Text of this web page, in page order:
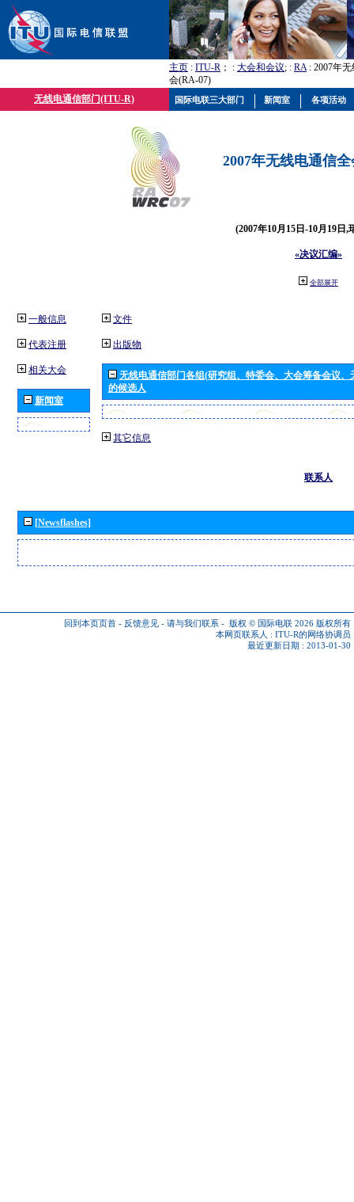
主页 : ITU-R ； : 大会和会议; : RA: 2007年
会(RA-07)
无线电通信部门(ITU-R)
2007年无线电通信
(2007年10月15日-10月19日,
«决议汇编»
全部展开
一般信息
代表注册
相关大会
新闻室
文件
出版物
无线电通信部门各组(研究组、特委会、大会筹备会议
的候选人
其它信息
联系人
[Newsflashes]
回到本页页首 - 反馈意见 - 请与我们联系 - 版权 © 国际电联 2026 版权所有
本网页联系人 : ITU-R的网络协调员
最近更新日期 : 2013-01-30
国际电联三大部门 新闻室 各项活动